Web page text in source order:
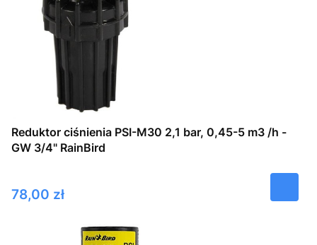
Reduktor ciśnienia PSI-M30 2,1 bar, 0,45-5 m3 /h -
GW 3/4" RainBird
Cena
78,00 zł